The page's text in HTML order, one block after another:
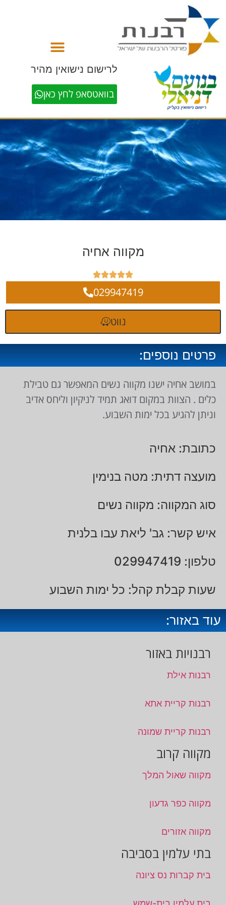
לרישום נישואין מהיר
בוואטסאפ לחץ כאן
מקווה אחיה





029947419
נווט
פרטים נוספים:
במושב אחיה ישנו מקווה נשים המאפשר גם טבילת
כלים . הצוות במקום דואג תמיד לניקיון וליחס אדיב
וניתן להגיע בכל ימות השבוע.
כתובת: אחיה
מועצה דתית: מטה בנימין
סוג המקווה: מקווה נשים
איש קשר: גב' ליאת עבו בלנית
טלפון: 029947419
שעות קבלת קהל: כל ימות השבוע
עוד באזור:
רבנויות באזור
רבנות אילת
רבנות קריית אתא
רבנות קריית שמונה
מקווה קרוב
מקווה שאול המלך
מקווה כפר גדעון
מקווה אזורים
בתי עלמין בסביבה
בית קברות נס ציונה